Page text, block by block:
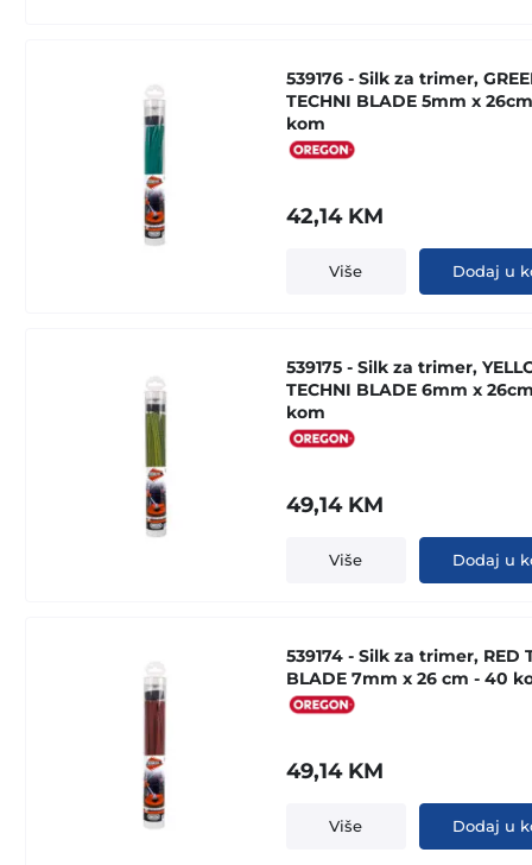
539176 - Silk za trimer,
TECHNI BLADE 5mm x
kom
42,14 KM
Više Dodaj u
539175 - Silk za trimer,
TECHNI BLADE 6mm x
kom
49,14 KM
Više Dodaj u
539174 - Silk za trimer, RED
BLADE 7mm x 26 cm - 40
49,14 KM
Više Dodaj u